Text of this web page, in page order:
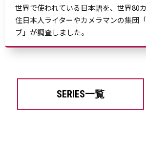
世界で使われている日本語を、世界80
住日本人ライターやカメラマンの集団
ブ」が調査しました。
SERIES一覧